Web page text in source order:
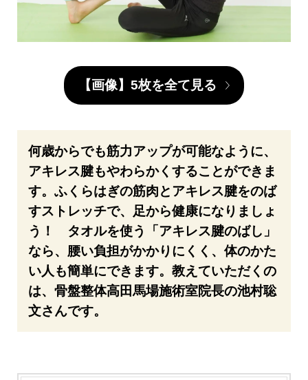
【画像】5枚を全て見る
何歳からでも筋力アップが可能なように、
アキレス腱もやわらかくすることができま
す。ふくらはぎの筋肉とアキレス腱をのば
すストレッチで、足から健康になりましょ
う！ タオルを使う「アキレス腱のばし」
なら、腰い負担がかかりにくく、体のかた
い人も簡単にできます。教えていただくの
は、骨盤整体高田馬場施術室院長の池村聡
文さんです。